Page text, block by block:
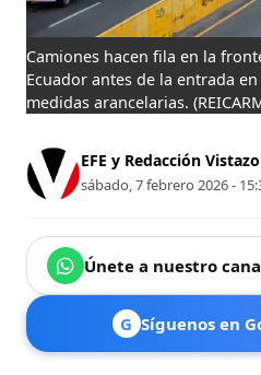
Camiones hacen fila en la
Ecuador antes de la entrada
medidas arancelarias.
EFE y Redacción Vistazo
sábado, 7 febrero 2026 -
Únete a nuestro
G Síguenos en